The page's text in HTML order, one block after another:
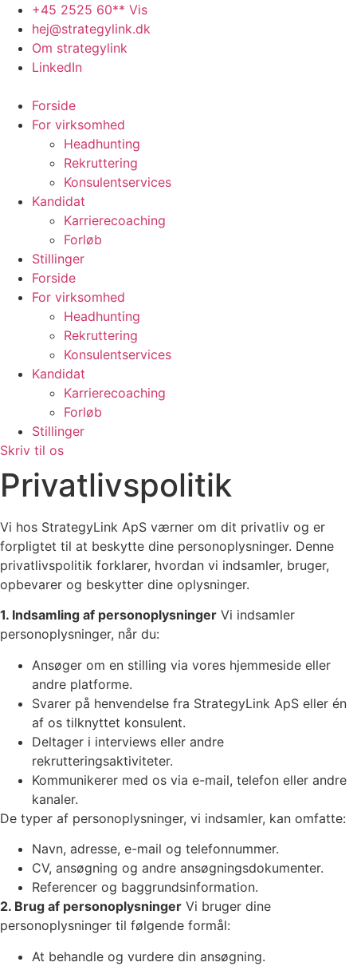
Videre
indhold
+45 2525 60** Vis
hej@strategylink.dk
Om strategylink
LinkedIn
Forside
For virksomhed
Headhunting
Rekruttering
Konsulentservices
Kandidat
Karrierecoaching
Forløb
Stillinger
Forside
For virksomhed
Headhunting
Rekruttering
Konsulentservices
Kandidat
Karrierecoaching
Forløb
Stillinger
Skriv til os
Privatlivspolitik
Vi hos StrategyLink ApS værner om dit privatliv og er
forpligtet til at beskytte dine personoplysninger. Denne
privatlivspolitik forklarer, hvordan vi indsamler, bruger,
opbevarer og beskytter dine oplysninger.
1. Indsamling af personoplysninger Vi indsamler
personoplysninger, når du:
Ansøger om en stilling via vores hjemmeside eller
andre platforme.
Svarer på henvendelse fra StrategyLink ApS eller én
af os tilknyttet konsulent.
Deltager i interviews eller andre
rekrutteringsaktiviteter.
Kommunikerer med os via e-mail, telefon eller andre
kanaler.
De typer af personoplysninger, vi indsamler, kan omfatte:
Navn, adresse, e-mail og telefonnummer.
CV, ansøgning og andre ansøgningsdokumenter.
Referencer og baggrundsinformation.
2. Brug af personoplysninger Vi bruger dine
personoplysninger til følgende formål:
At behandle og vurdere din ansøgning.